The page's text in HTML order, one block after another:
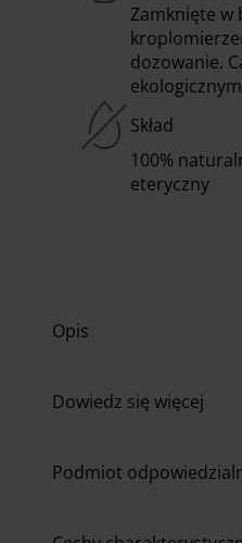
Zamknięte w
dozowanie.
Skład
100%
eteryczny
Opis
Dowiedz się więcej
Podmiot